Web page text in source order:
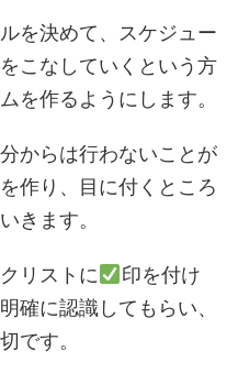
を決めて、スケジュー
こなしていくという方
を作るようにします。
からは行わないことが
作り、目に付くところ
きます。
リストに
印を付け
確に認識してもらい、
です。